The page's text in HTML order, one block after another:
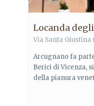
Locanda
Via Santa Giustina
Arcugnano fa
Berici di Vicenza,
della pianura